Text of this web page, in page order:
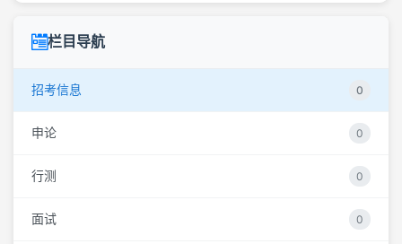
栏目导航
招考信息 0
申论 0
行测 0
面试 0